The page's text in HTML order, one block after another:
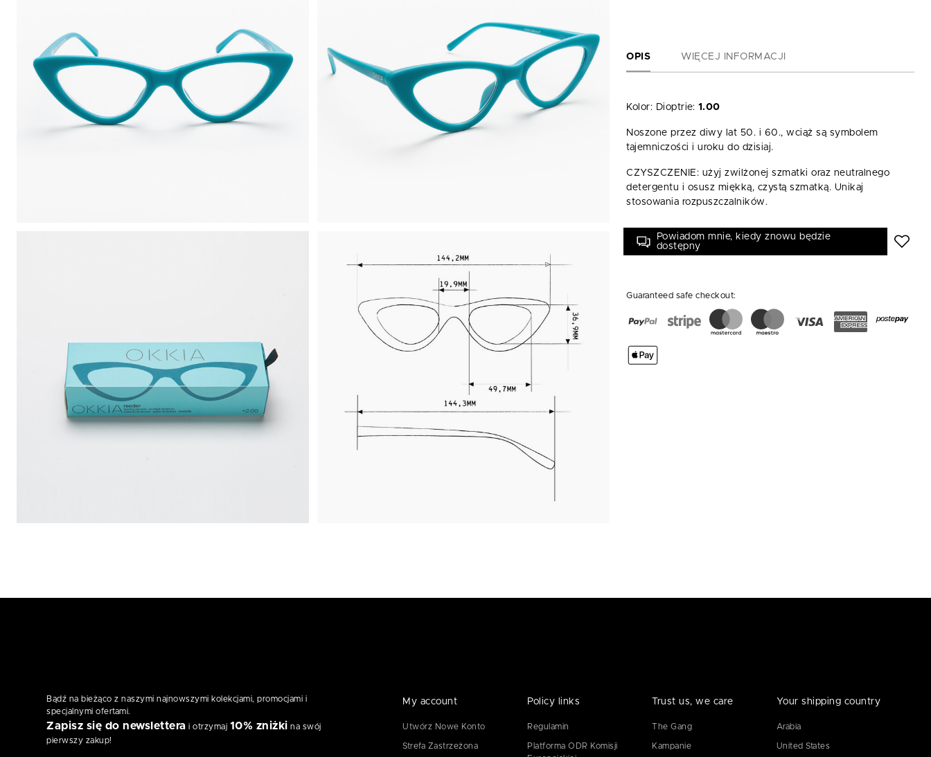
OPIS WIĘCEJ INFORMACJI
Kolor: Dioptrie: 1.00
Noszone przez diwy lat 50. i 60., wciąż są symbolem
tajemniczości i uroku do dzisiaj.
CZYSZCZENIE: użyj zwilżonej szmatki oraz neutralnego
detergentu i osusz miękką, czystą szmatką. Unikaj
stosowania rozpuszczalników.
Powiadom mnie, kiedy znowu będzie
dostępny
Guaranteed safe checkout:
Bądź na bieżąco z naszymi najnowszymi kolekcjami, promocjami i
specjalnymi ofertami.
Zapisz się do newslettera i otrzymaj 10% zniżki na swój
pierwszy zakup!
My account
Utwórz Nowe Konto
Strefa Zastrzeżona
Policy links
Regulamin
Platforma ODR Komisji
Trust us, we care
The Gang
Kampanie
Your shipping country
Arabia
United States